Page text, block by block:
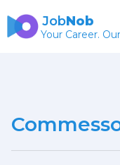
JobNob
Your Career.